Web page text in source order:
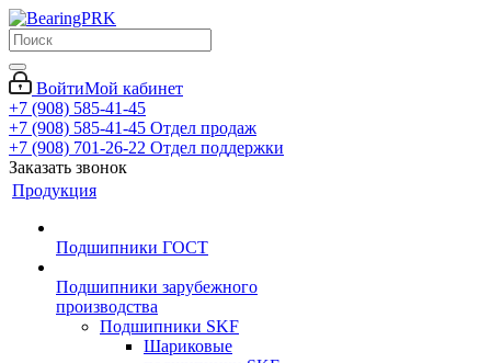
ВойтиМой кабинет
+7 (908) 585-41-45
+7 (908) 585-41-45 Отдел продаж
+7 (908) 701-26-22 Отдел поддержки
Заказать звонок
Продукция
Подшипники ГОСТ
Подшипники зарубежного
производства
Подшипники SKF
Шариковые